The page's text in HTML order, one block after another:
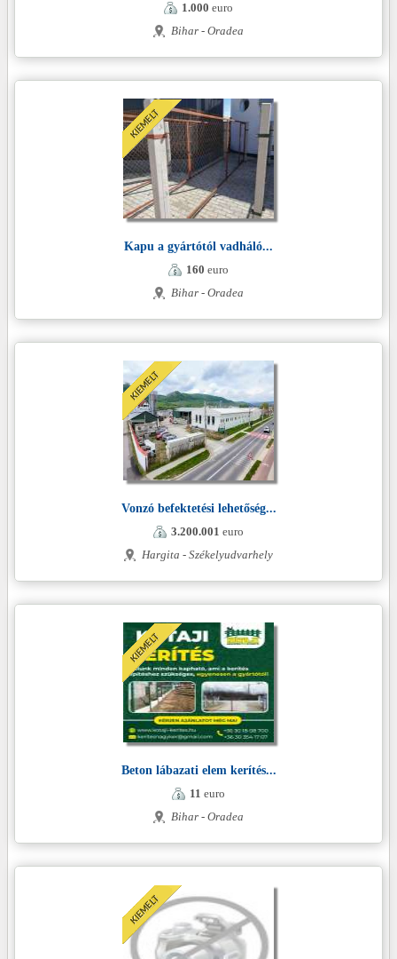
1.000 euro
Bihar - Oradea
Kapu a gyártótól vadháló...
160 euro
Bihar - Oradea
Vonzó befektetési lehetőség...
3.200.001 euro
Hargita - Székelyudvarhely
Beton lábazati elem kerítés...
11 euro
Bihar - Oradea